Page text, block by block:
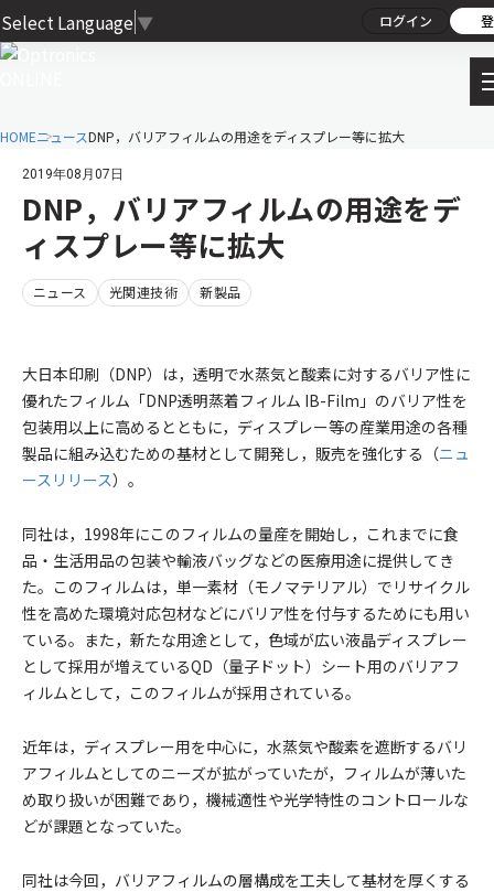
Select Language ▼ ログイン
HOMEニュースDNP，バリアフィルムの用途をディスプレー等に拡大
2019年08月07日
DNP，バリアフィルムの用途をデ
ィスプレー等に拡大
ニュース 光関連技術 新製品
大日本印刷（DNP）は，透明で水蒸気と酸素に対するバリア性に
優れたフィルム「DNP透明蒸着フィルム IB-Film」のバリア性を
包装用以上に高めるとともに，ディスプレー等の産業用途の各種
製品に組み込むための基材として開発し，販売を強化する（ニュ
ースリリース）。
同社は，1998年にこのフィルムの量産を開始し，これまでに食
品・生活用品の包装や輸液バッグなどの医療用途に提供してき
た。このフィルムは，単一素材（モノマテリアル）でリサイクル
性を高めた環境対応包材などにバリア性を付与するためにも用い
ている。また，新たな用途として，色域が広い液晶ディスプレー
として採用が増えているQD（量子ドット）シート用のバリアフ
ィルムとして，このフィルムが採用されている。
近年は，ディスプレー用を中心に，水蒸気や酸素を遮断するバリ
アフィルムとしてのニーズが拡がっていたが，フィルムが薄いた
め取り扱いが困難であり，機械適性や光学特性のコントロールな
どが課題となっていた。
同社は今回，バリアフィルムの層構成を工夫して基材を厚くする